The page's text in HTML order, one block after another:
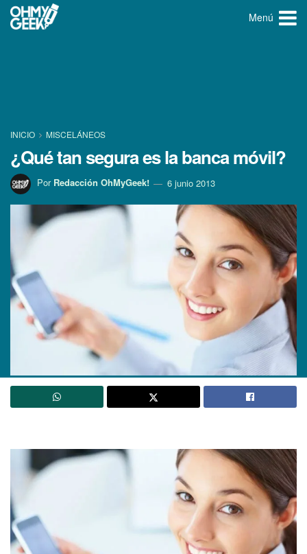
Menú
INICIO MISCELÁNEOS
¿Qué tan segura es la banca móvil?
Por Redacción OhMyGeek! 6 junio 2013